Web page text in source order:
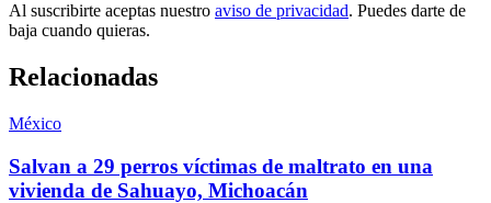
Al suscribirte aceptas nuestro aviso de privacidad. Puedes darte de
baja cuando quieras.
Relacionadas
México
Salvan a 29 perros víctimas de maltrato en una
vivienda de Sahuayo, Michoacán